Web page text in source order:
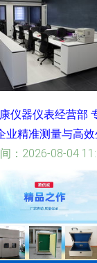
仪器仪表经营部
业精准测量与高
：2026-08-04